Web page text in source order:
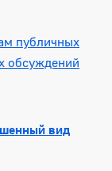
публичных
обсуждений
вид